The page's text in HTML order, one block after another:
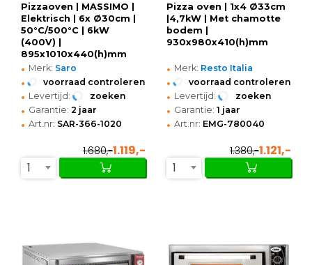
Pizzaoven | MASSIMO |
Elektrisch | 6x Ø30cm |
50°C/500°C | 6kW
(400V) |
895x1010x440(h)mm
• Merk: Saro
• voorraad controleren
• Levertijd: zoeken
• Garantie: 2 jaar
• Art.nr: SAR-366-1020
1.680,-1.119,-
1
Pizza oven | 1x4 Ø33cm
|4,7kW | Met chamotte
bodem |
930x980x410(h)mm
• Merk: Resto Italia
• voorraad controleren
• Levertijd: zoeken
• Garantie: 1 jaar
• Art.nr: EMG-780040
1.380,-1.121,-
1